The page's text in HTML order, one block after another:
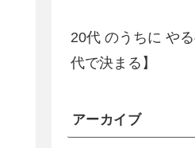
20代 のうちに や
代で決まる】
アーカイブ